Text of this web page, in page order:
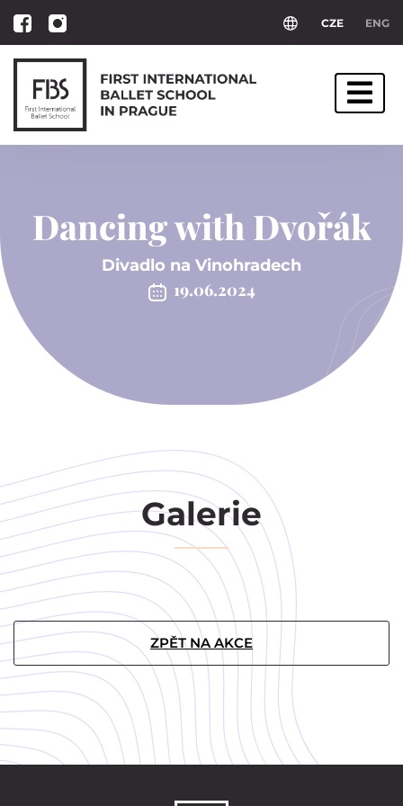
CZE ENG
Dancing with Dvořák
Divadlo na Vinohradech
19.06.2024
Galerie
ZPĚT NA AKCE